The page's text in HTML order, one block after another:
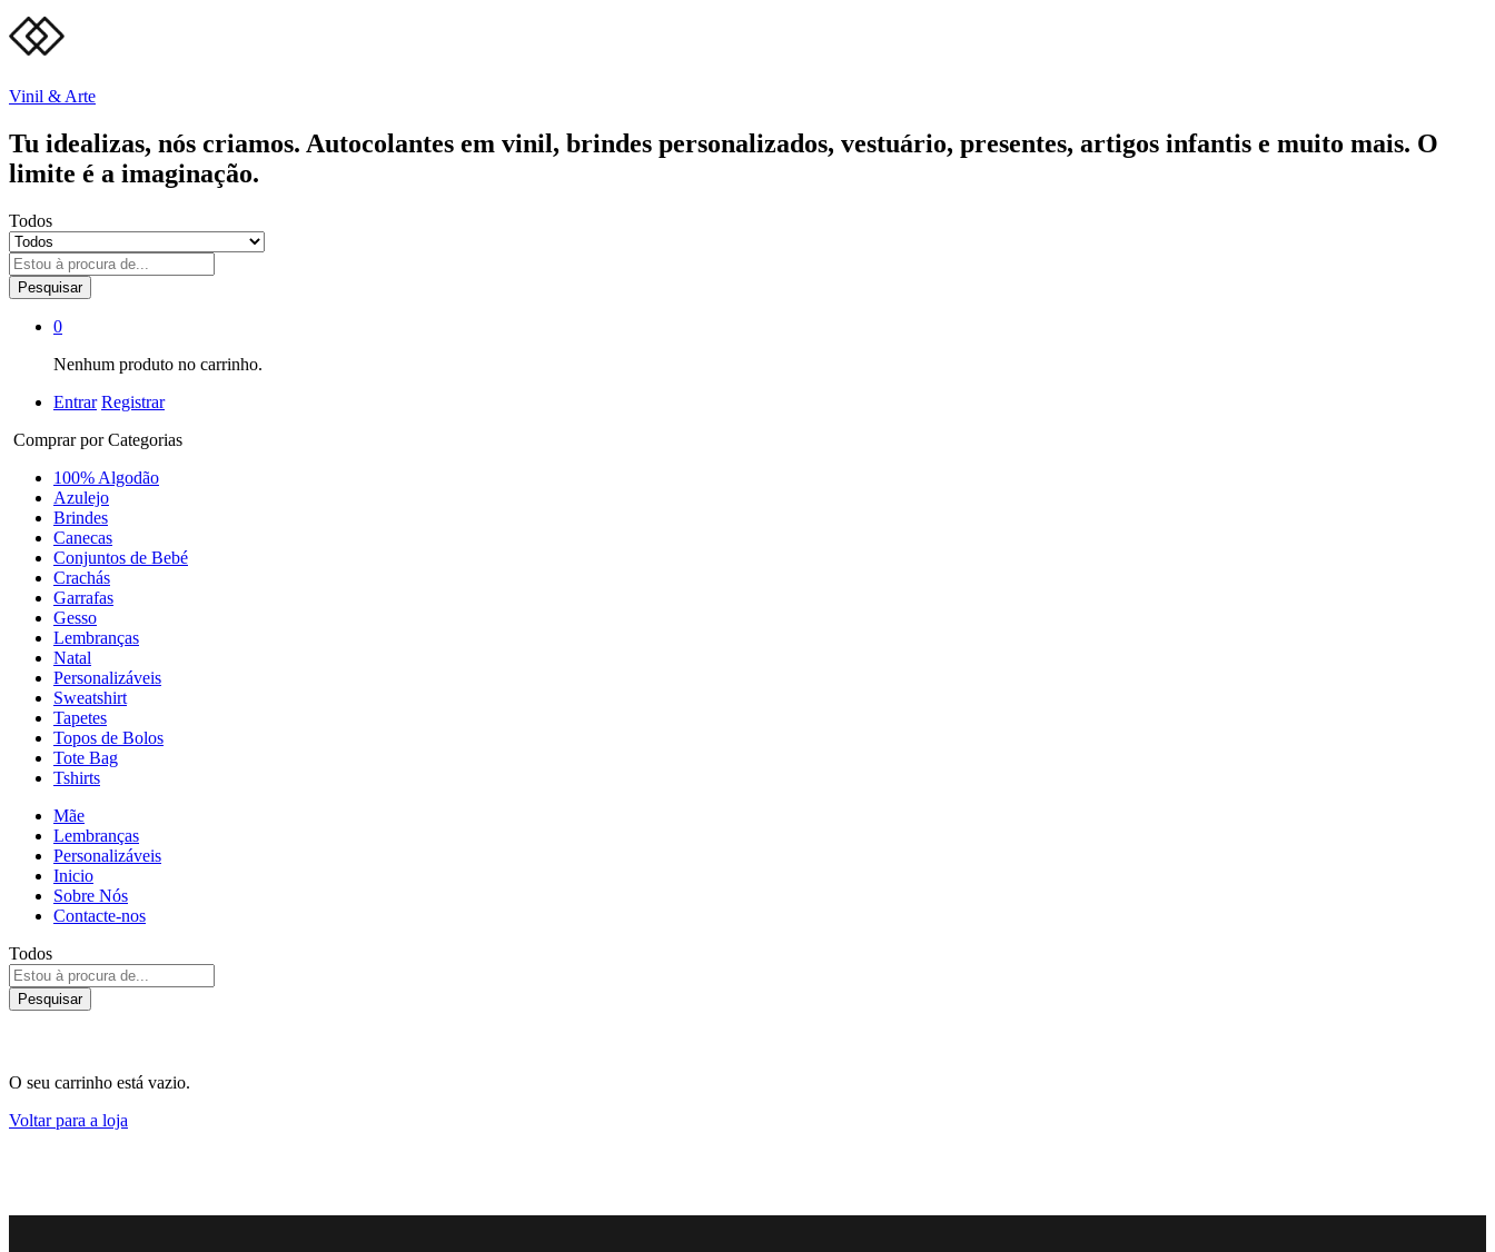
Vinil & Arte
Tu idealizas, nós criamos. Autocolantes em vinil, brindes personalizados, vestuário, presentes, artigos infantis e muito mais. O
limite é a imaginação.
Todos
Pesquisar
0
Nenhum produto no carrinho.
Entrar Registrar
Comprar por Categorias
100% Algodão
Azulejo
Brindes
Canecas
Conjuntos de Bebé
Crachás
Garrafas
Gesso
Lembranças
Natal
Personalizáveis
Sweatshirt
Tapetes
Topos de Bolos
Tote Bag
Tshirts
Mãe
Lembranças
Personalizáveis
Inicio
Sobre Nós
Contacte-nos
Todos
Pesquisar
O seu carrinho está vazio.
Voltar para a loja